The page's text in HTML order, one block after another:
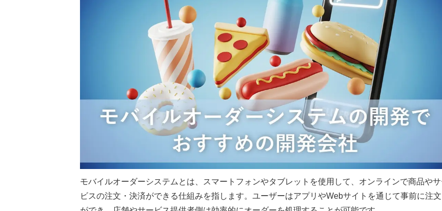
モバイルオーダーシステムとは、スマートフォンやタブレットを使用して、オンラインで商品やサ
ビスの注文・決済ができる仕組みを指します。ユーザーはアプリやWebサイトを通じて事前に注文